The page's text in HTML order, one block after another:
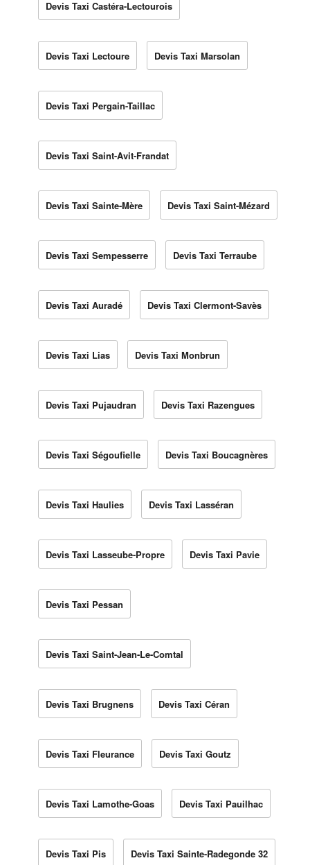
Devis Taxi Castéra-Lectourois
Devis Taxi Lectoure Devis Taxi Marsolan
Devis Taxi Pergain-Taillac
Devis Taxi Saint-Avit-Frandat
Devis Taxi Sainte-Mère Devis Taxi Saint-Mézard
Devis Taxi Sempesserre Devis Taxi Terraube
Devis Taxi Auradé Devis Taxi Clermont-Savès
Devis Taxi Lias Devis Taxi Monbrun
Devis Taxi Pujaudran Devis Taxi Razengues
Devis Taxi Ségoufielle Devis Taxi Boucagnères
Devis Taxi Haulies Devis Taxi Lasséran
Devis Taxi Lasseube-Propre Devis Taxi Pavie
Devis Taxi Pessan
Devis Taxi Saint-Jean-Le-Comtal
Devis Taxi Brugnens Devis Taxi Céran
Devis Taxi Fleurance Devis Taxi Goutz
Devis Taxi Lamothe-Goas Devis Taxi Pauilhac
Devis Taxi Pis Devis Taxi Sainte-Radegonde 32